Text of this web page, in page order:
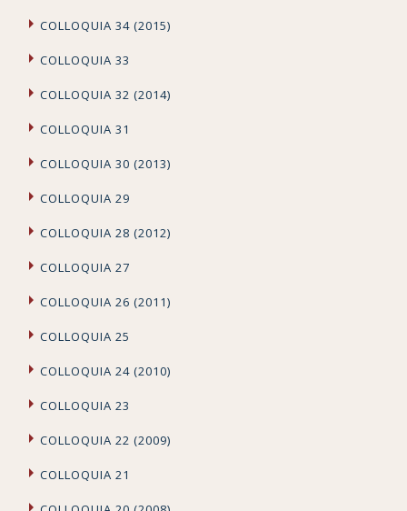
COLLOQUIA 34 (2015)
COLLOQUIA 33
COLLOQUIA 32 (2014)
COLLOQUIA 31
COLLOQUIA 30 (2013)
COLLOQUIA 29
COLLOQUIA 28 (2012)
COLLOQUIA 27
COLLOQUIA 26 (2011)
COLLOQUIA 25
COLLOQUIA 24 (2010)
COLLOQUIA 23
COLLOQUIA 22 (2009)
COLLOQUIA 21